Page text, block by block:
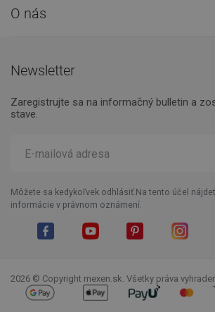
O nás
Newsletter
Zaregistrujte sa na informačný bulletin a
stave.
Môžete sa kedykoľvek odhlásiť.Na tento účel
informácie v právnom oznámení.
2026 © Copyright mexen.sk. Všetky práva